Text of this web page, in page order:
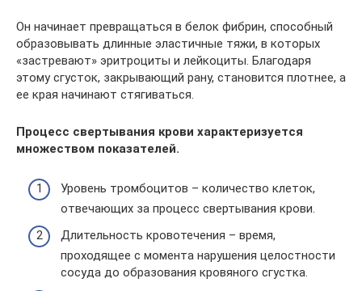
Он начинает превращаться в белок фибрин, способный
образовывать длинные эластичные тяжи, в которых
«застревают» эритроциты и лейкоциты. Благодаря
этому сгусток, закрывающий рану, становится плотнее, а
ее края начинают стягиваться.
Процесс свертывания крови характеризуется
множеством показателей.
Уровень тромбоцитов – количество клеток,
отвечающих за процесс свертывания крови.
Длительность кровотечения – время,
проходящее с момента нарушения целостности
сосуда до образования кровяного сгустка.